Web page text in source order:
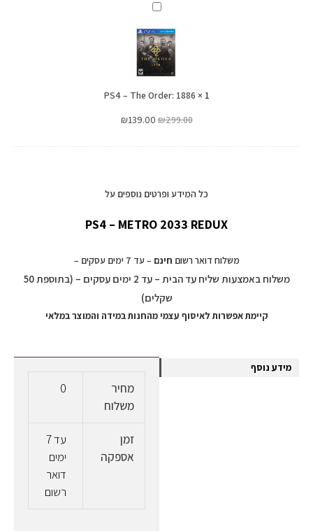
PS4
The
Order:
1886
1
×
PS4 – The Order: 1886
₪299.00
₪139.00
כל המידע ופרטים נוספים על
PS4 – METRO 2033 REDUX
משלוח דואר רשום חינם – עד 7 ימים עסקים –
משלוח באמצעות שליח עד הבית – עד 2 ימים עסקים – (בתוספת 50
שקלים)
קיימת אפשרות לאיסוף עצמי מהחנות במידה והמוצר במלאי
מידע נוסף
מחיר
משלוח
0
זמן
אספקה
עד 7
ימים
דואר
רשום